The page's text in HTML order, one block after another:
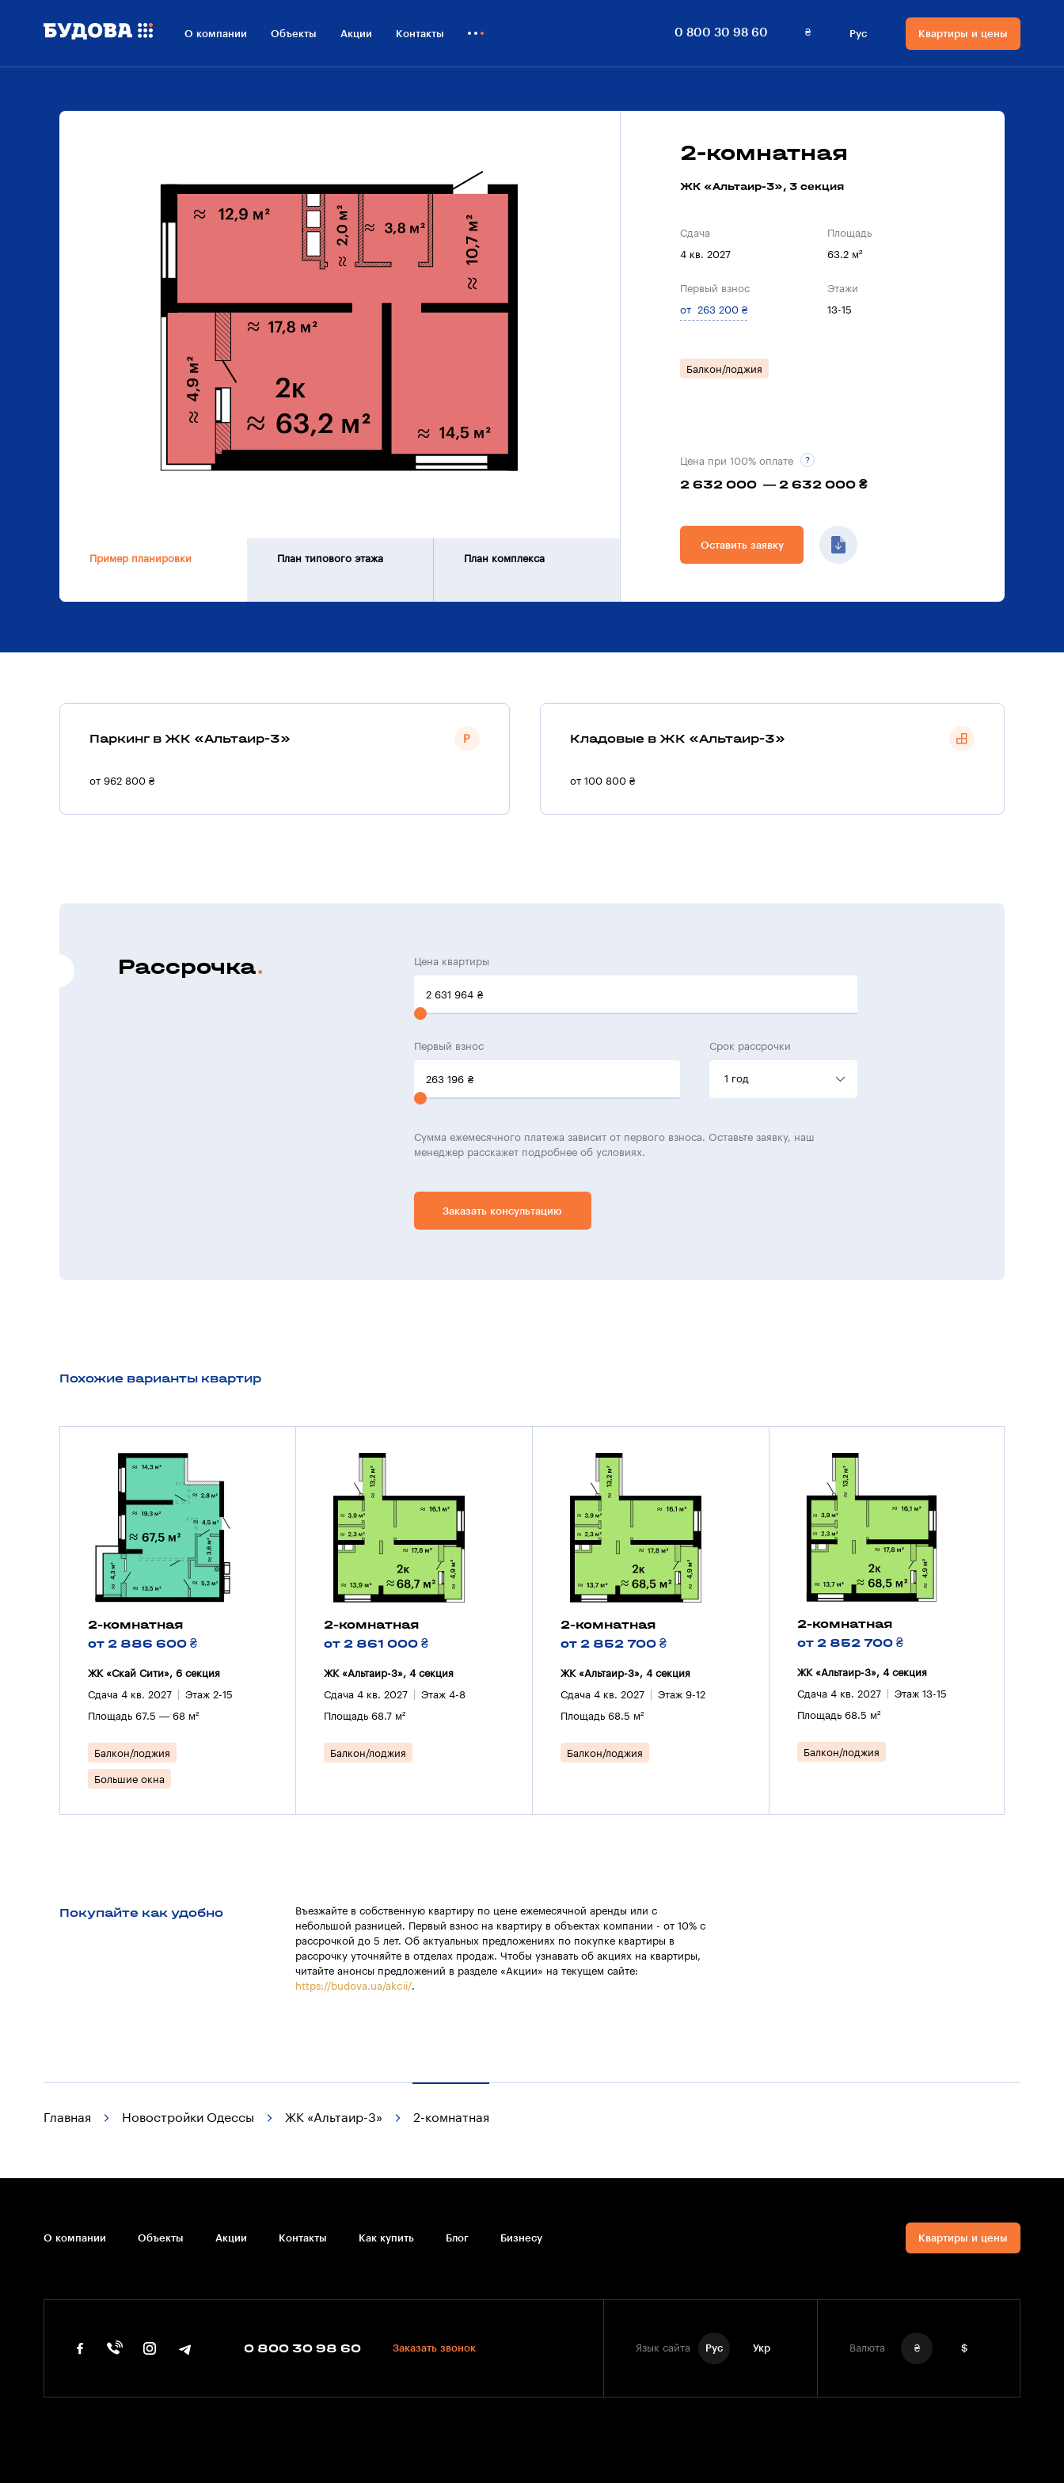
О компании Объекты Акции Контакты 0 800 30 98 60 ₴
Валюта на сайте
Рус
Язык сайта
Квартиры и цены
Пример планировки План типового этажа План комплекса
2-комнатная
ЖК «Альтаир-3», 3 секция
Сдача
4 кв. 2027
Площадь
63.2 м²
Первый взнос
от 263 200 ₴
Этажи
13-15
Балкон/лоджия
Цена при 100% оплате
2 632 000 — 2 632 000 ₴
Оставить заявку
Паркинг в ЖК «Альтаир-3»
от 962 800 ₴
Кладовые в ЖК «Альтаир-3»
от 100 800 ₴
Рассрочка Цена квартиры
2 631 964 ₴
Первый взнос
263 196 ₴
Срок рассрочки
1 год
Сумма ежемесячного платежа зависит от первого взноса. Оставьте заявку, наш
менеджер расскажет подробнее об условиях.
Заказать консультацию
Похожие варианты квартир
2-комнатная
от 2 886 600 ₴
ЖК «Скай Сити», 6 секция
Сдача 4 кв. 2027 Этаж 2-15
Площадь 67.5 — 68 м²
Балкон/лоджия
Большие окна
2-комнатная
от 2 861 000 ₴
ЖК «Альтаир-3», 4 секция
Сдача 4 кв. 2027 Этаж 4-8
Площадь 68.7 м²
Балкон/лоджия
2-комнатная
от 2 852 700 ₴
ЖК «Альтаир-3», 4 секция
Сдача 4 кв. 2027 Этаж 9-12
Площадь 68.5 м²
Балкон/лоджия
2-комнатная
от 2 852 700 ₴
ЖК «Альтаир-3», 4 секция
Сдача 4 кв. 2027 Этаж 13-15
Площадь 68.5 м²
Балкон/лоджия
Покупайте как удобно
Въезжайте в собственную квартиру по цене ежемесячной аренды или с
небольшой разницей. Первый взнос на квартиру в объектах компании - от 10% с
рассрочкой до 5 лет. Об актуальных предложениях по покупке квартиры в
рассрочку уточняйте в отделах продаж. Чтобы узнавать об акциях на квартиры,
читайте анонсы предложений в разделе «Акции» на текущем сайте:
https://budova.ua/akcii/.
Главная Новостройки Одессы ЖК «Альтаир-3» 2-комнатная
О компании Объекты Акции Контакты Как купить Блог Бизнесу Квартиры и цены
0 800 30 98 60 Заказать звонок Язык сайта Рус Укр Валюта ₴ $